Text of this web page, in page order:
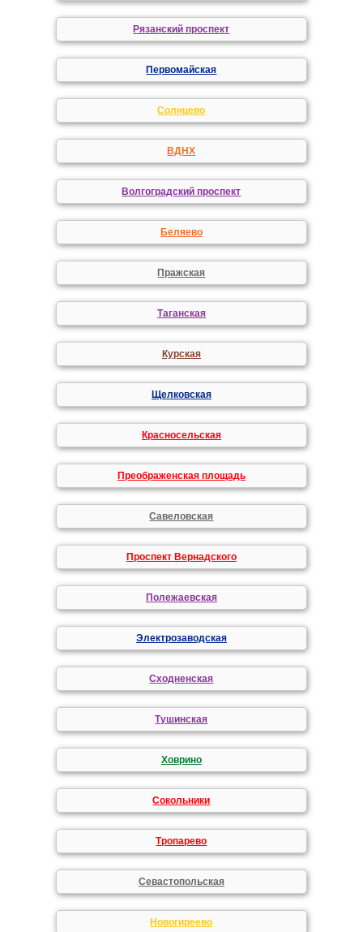
Рязанский проспект
Первомайская
Солнцево
ВДНХ
Волгоградский проспект
Беляево
Пражская
Таганская
Курская
Щелковская
Красносельская
Преображенская площадь
Савеловская
Проспект Вернадского
Полежаевская
Электрозаводская
Сходненская
Тушинская
Ховрино
Сокольники
Тропарево
Севастопольская
Новогиреево